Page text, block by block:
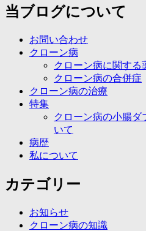
当ブログについて
お問い合わせ
クローン病
クローン病に関する
クローン病の合併症
クローン病の治療
特集
クローン病の小腸ダ
いて
病歴
私について
カテゴリー
お知らせ
クローン病の知識